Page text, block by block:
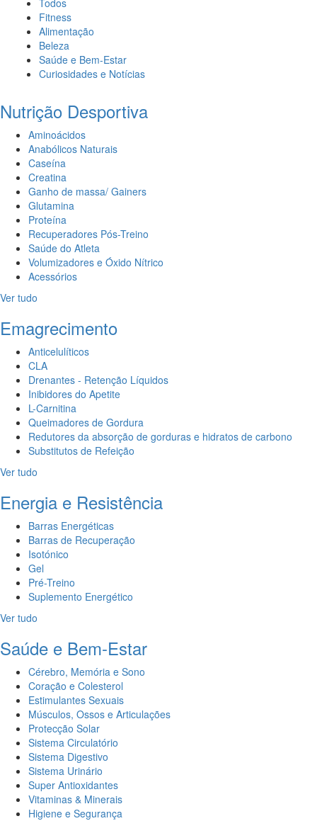
Todos
Fitness
Alimentação
Beleza
Saúde e Bem-Estar
Curiosidades e Notícias
Nutrição Desportiva
Aminoácidos
Anabólicos Naturais
Caseína
Creatina
Ganho de massa/ Gainers
Glutamina
Proteína
Recuperadores Pós-Treino
Saúde do Atleta
Volumizadores e Óxido Nítrico
Acessórios
Ver tudo
Emagrecimento
Anticelulíticos
CLA
Drenantes - Retenção Líquidos
Inibidores do Apetite
L-Carnitina
Queimadores de Gordura
Redutores da absorção de gorduras e hidratos de carbono
Substitutos de Refeição
Ver tudo
Energia e Resistência
Barras Energéticas
Barras de Recuperação
Isotónico
Gel
Pré-Treino
Suplemento Energético
Ver tudo
Saúde e Bem-Estar
Cérebro, Memória e Sono
Coração e Colesterol
Estimulantes Sexuais
Músculos, Ossos e Articulações
Protecção Solar
Sistema Circulatório
Sistema Digestivo
Sistema Urinário
Super Antioxidantes
Vitaminas & Minerais
Higiene e Segurança